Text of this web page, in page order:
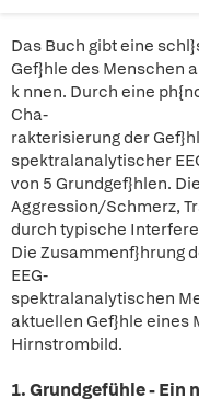
Das Buch gibt eine
Gef}hle des Menschen
k nnen. Durch eine
Cha-
rakterisierung der
spektralanalytischer
von 5 Grundgef}hlen.
Aggression/Schmerz,
durch typische
Die Zusammenf}hrung
EEG-
spektralanalytischen
aktuellen Gef}hle eines
Hirnstrombild.
1. Grundgefühle - Ein